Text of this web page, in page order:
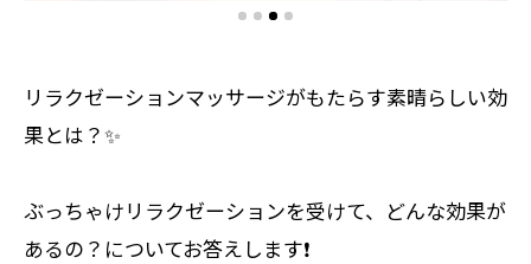
リラクゼーションマッサージがもたらす素晴らしい効
果とは？✨
ぶっちゃけリラクゼーションを受けて、どんな効果が
あるの？についてお答えします❗️